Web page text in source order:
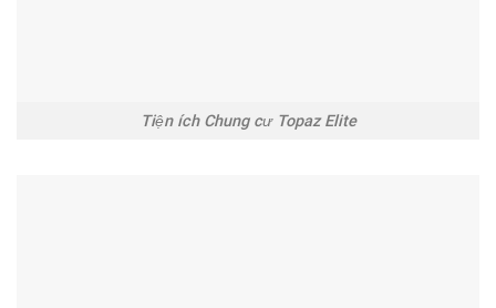
Tiện ích Chung cư Topaz Elite